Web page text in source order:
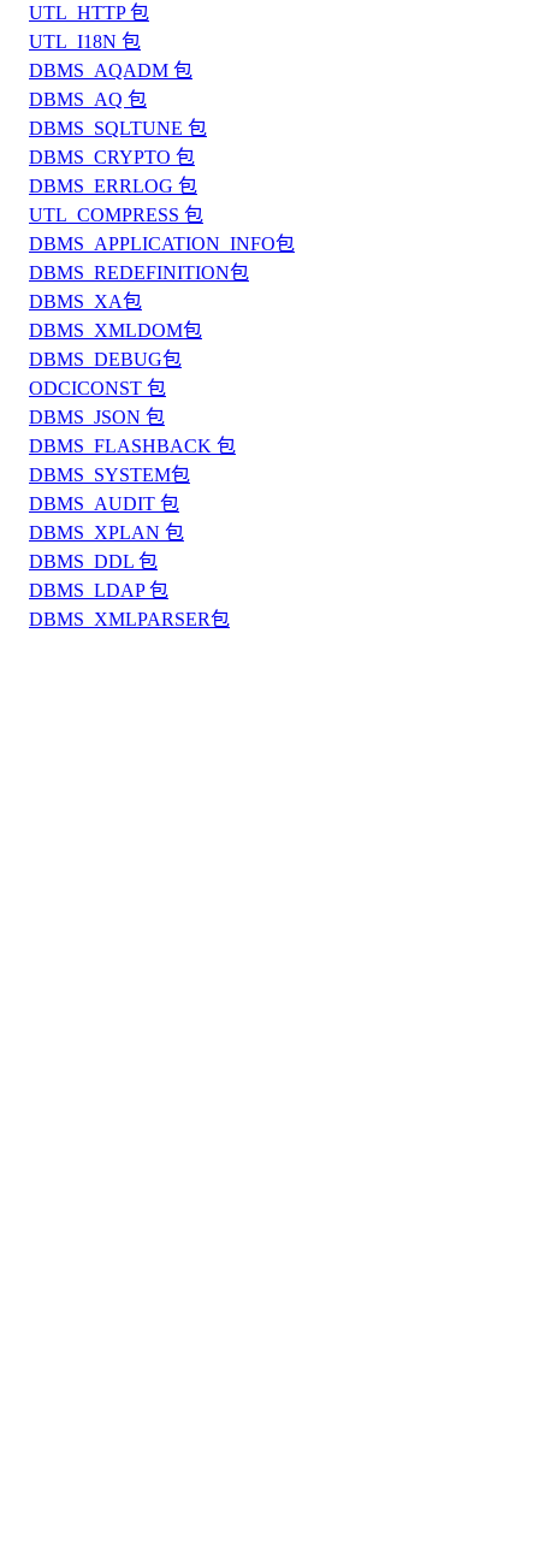
UTL_HTTP 包
UTL_I18N 包
DBMS_AQADM 包
DBMS_AQ 包
DBMS_SQLTUNE 包
DBMS_CRYPTO 包
DBMS_ERRLOG 包
UTL_COMPRESS 包
DBMS_APPLICATION_INFO包
DBMS_REDEFINITION包
DBMS_XA包
DBMS_XMLDOM包
DBMS_DEBUG包
ODCICONST 包
DBMS_JSON 包
DBMS_FLASHBACK 包
DBMS_SYSTEM包
DBMS_AUDIT 包
DBMS_XPLAN 包
DBMS_DDL 包
DBMS_LDAP 包
DBMS_XMLPARSER包